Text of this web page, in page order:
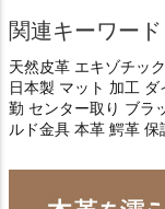
関連キーワード
天然皮革 エキゾチッ
日本製 マット 加工
勤 センター取り ブラ
ルド金具 本革 鰐革